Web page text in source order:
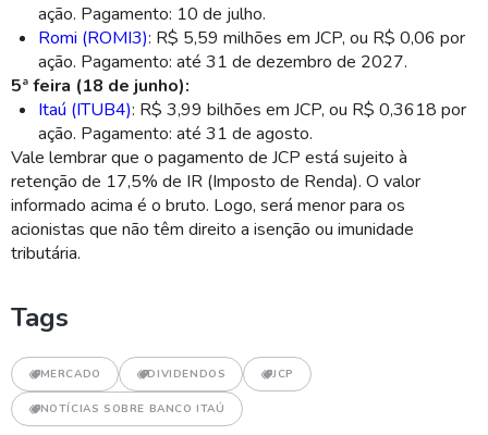
ação. Pagamento: 10 de julho.
Romi (ROMI3): R$ 5,59 milhões em JCP, ou R$ 0,06 por
ação. Pagamento: até 31 de dezembro de 2027.
5ª feira (18 de junho):
Itaú (ITUB4): R$ 3,99 bilhões em JCP, ou R$ 0,3618 por
ação. Pagamento: até 31 de agosto.
Vale lembrar que o pagamento de JCP está sujeito à
retenção de 17,5% de IR (Imposto de Renda). O valor
informado acima é o bruto. Logo, será menor para os
acionistas que não têm direito a isenção ou imunidade
tributária.
Tags
MERCADO DIVIDENDOS JCP
NOTÍCIAS SOBRE BANCO ITAÚ